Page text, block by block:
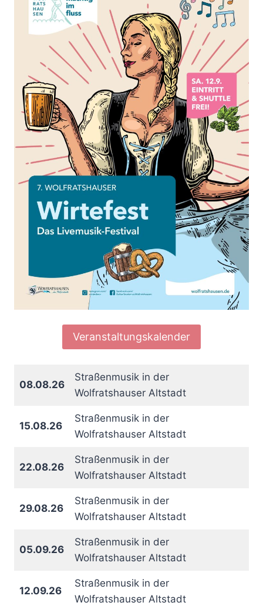
Veranstaltungskalender
08.08.26
Straßenmusik in der
Wolfratshauser Altstadt
15.08.26
Straßenmusik in der
Wolfratshauser Altstadt
22.08.26
Straßenmusik in der
Wolfratshauser Altstadt
29.08.26
Straßenmusik in der
Wolfratshauser Altstadt
05.09.26
Straßenmusik in der
Wolfratshauser Altstadt
12.09.26
Straßenmusik in der
Wolfratshauser Altstadt